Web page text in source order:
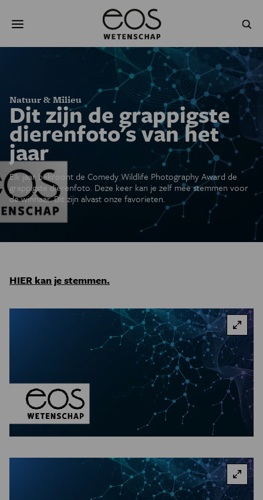
naar
inhoud
TECHNOLOGIE
RUIMTE
NATUURWETENSCHAPPEN GESCHIEDENIS
PSYCHE & BREIN BLOGS
PODCAST AGENDA
JONGE UITDAGERS
Natuur & Milieu
Dit zijn de grappigste
dierenfoto's van het
jaar
Elk jaar bekroont de Comedy Wildlife Photography Award de
grappigste dierenfoto. Deze keer kan je zelf mee stemmen voor
de winnaar. Dit zijn alvast onze favorieten.
HIER kan je stemmen.